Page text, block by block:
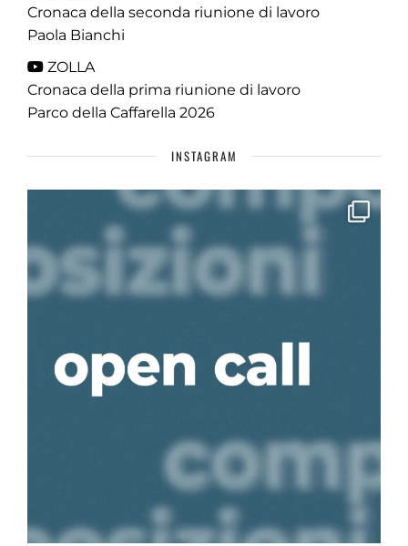
Cronaca della seconda riunione di lavoro
Paola Bianchi
ZOLLA
Cronaca della prima riunione di lavoro
Parco della Caffarella 2026
INSTAGRAM